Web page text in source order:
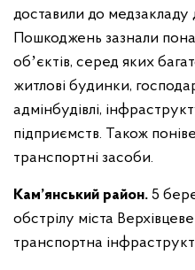
доставили до
Пошкоджень зазнали
обʼєктів, серед яких
житлові будинки,
адмінбудівлі,
підприємств. Також
транспортні засоби.
Кам’янський район. 5
обстрілу міста
транспортна